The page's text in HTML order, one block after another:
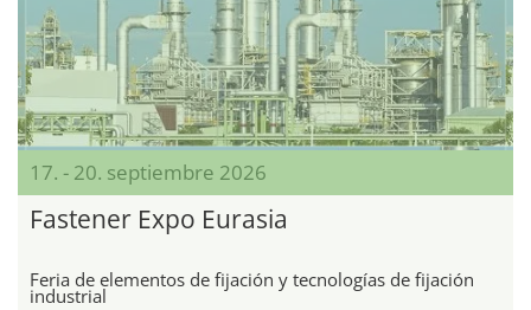
17. - 20. septiembre 2026
Fastener Expo Eurasia
Feria de elementos de fijación y tecnologías de fijación
industrial